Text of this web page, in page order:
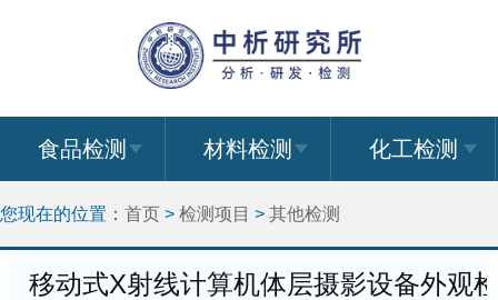
食品检测 材料检测 化工检测
您现在的位置： 首页 > 检测项目 > 其他检测
移动式X射线计算机体层摄影设备外观